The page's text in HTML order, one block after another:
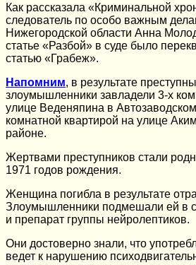
Как рассказала «Криминальной
следователь по особо важным
Нижегородской области Анна
статье «Разбой» в суде было
статью «Грабеж».
Напомним, в результате
злоумышленники завладели 3-х
улице Веденяпина в
комнатной квартирой на улице
районе.
Жертвами преступников стали
1971 годов рождения.
Женщина погибла в результате
Злоумышленники подмешали ей в
и препарат группы нейролептиков.
Они достоверно знали, что
ведет к нарушению